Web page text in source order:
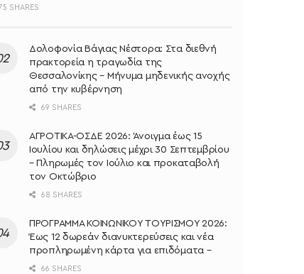
SHARES
Δολοφονία Βάγιας Νέστορα: Στα διεθνή
πρακτορεία η τραγωδία της
Θεσσαλονίκης – Μήνυμα μηδενικής ανοχής
από την κυβέρνηση
69 SHARES
ΑΓΡΟΤΙΚΑ-ΟΣΔΕ 2026: Άνοιγμα έως 15
Ιουλίου και δηλώσεις μέχρι 30 Σεπτεμβρίου
– Πληρωμές τον Ιούλιο και προκαταβολή
τον Οκτώβριο
68 SHARES
ΠΡΟΓΡΑΜΜΑ ΚΟΙΝΩΝΙΚΟΥ ΤΟΥΡΙΣΜΟΥ 2026:
Έως 12 δωρεάν διανυκτερεύσεις και νέα
προπληρωμένη κάρτα για επιδόματα –
66 SHARES